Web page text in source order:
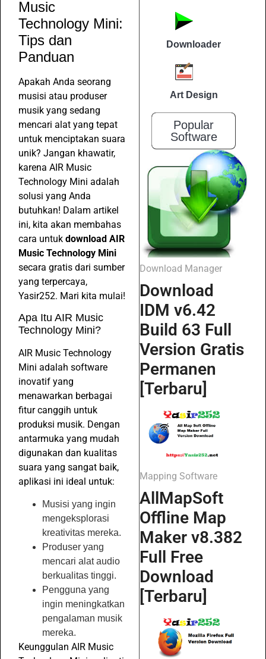
Music
Technology Mini:
Tips dan
Panduan
Apakah Anda seorang
musisi atau produser
musik yang sedang
mencari alat yang tepat
untuk menciptakan suara
unik? Jangan khawatir,
karena AIR Music
Technology Mini adalah
solusi yang Anda
butuhkan! Dalam artikel
ini, kita akan membahas
cara untuk download AIR
Music Technology Mini
secara gratis dari sumber
yang terpercaya,
Yasir252. Mari kita mulai!
Apa Itu AIR Music
Technology Mini?
AIR Music Technology
Mini adalah software
inovatif yang
menawarkan berbagai
fitur canggih untuk
produksi musik. Dengan
antarmuka yang mudah
digunakan dan kualitas
suara yang sangat baik,
aplikasi ini ideal untuk:
Musisi yang ingin
mengeksplorasi
kreativitas mereka.
Produser yang
mencari alat audio
berkualitas tinggi.
Pengguna yang
ingin meningkatkan
pengalaman musik
mereka.
Keunggulan AIR Music
Downloader
Art Design
Popular
Software
Download Manager
Download
IDM v6.42
Build 63 Full
Version Gratis
Permanen
[Terbaru]
Mapping Software
AllMapSoft
Offline Map
Maker v8.382
Full Free
Download
[Terbaru]